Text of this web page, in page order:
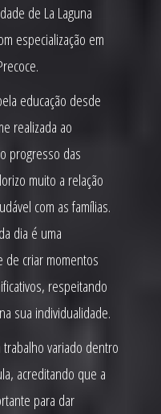
de La Laguna
especialização em
educação desde
realizada ao
progresso das
muito a relação
com as famílias.
dia é uma
de criar momentos
respeitando
sua individualidade.
variado dentro
acreditando que a
para dar